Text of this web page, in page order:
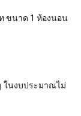
ขนาด 1 ห้องนอน
ในงบประมาณไม่